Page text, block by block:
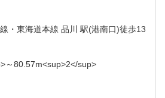
・東海道本線 品川 駅(港南口)徒歩13
～80.57m<sup>2</sup>